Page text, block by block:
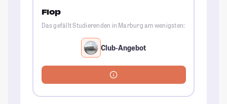
Flop
Das gefällt Studierenden in Marburg am wenigsten:
Club-Angebot